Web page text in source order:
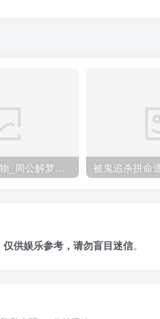
梦见会说话的动物_周公解梦梦到会说话的动物是什么意思_做梦梦见会说话的动物好不好
仅供娱乐参考，请勿盲目迷信。